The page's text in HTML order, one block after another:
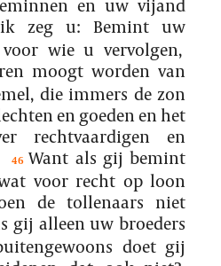
en uw vijand
zeg u: Bemint uw
wie u vervolgen,
moogt worden van
die immers de zon
en goeden en het
rechtvaardigen en
46 Want als gij bemint
voor recht op loon
de tollenaars niet
gij alleen uw broeders
doet gij